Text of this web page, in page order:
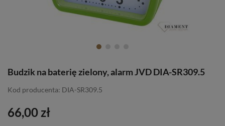
Budzik na baterię zielony, alarm JVD DIA-SR309.5
Kod producenta: DIA-SR309.5
66,00 zł